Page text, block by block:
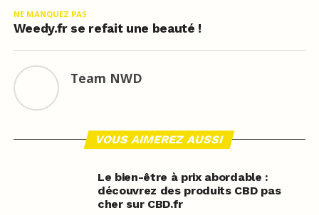
NE MANQUEZ PAS
Weedy.fr se refait une beauté !
Team NWD
VOUS AIMEREZ AUSSI
Le bien-être à prix abordable :
découvrez des produits CBD pas
cher sur CBD.fr